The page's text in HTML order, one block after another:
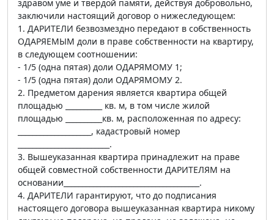
здравом уме и твердой памяти, действуя добровольно,
заключили настоящий договор о нижеследующем:
1. ДАРИТЕЛИ безвозмездно передают в собственность
ОДАРЯЕМЫМ доли в праве собственности на квартиру,
в следующем соотношении:
- 1/5 (одна пятая) доли ОДАРЯМОМУ 1;
- 1/5 (одна пятая) доли ОДАРЯМОМУ 2.
2. Предметом дарения является квартира общей
площадью __________ кв. м, в том числе жилой
площадью __________кв. м, расположенная по адресу:
____________________, кадастровый номер
_________________________.
3. Вышеуказанная квартира принадлежит на праве
общей совместной собственности ДАРИТЕЛЯМ на
основании_____________________________________.
4. ДАРИТЕЛИ гарантируют, что до подписания
настоящего договора вышеуказанная квартира никому